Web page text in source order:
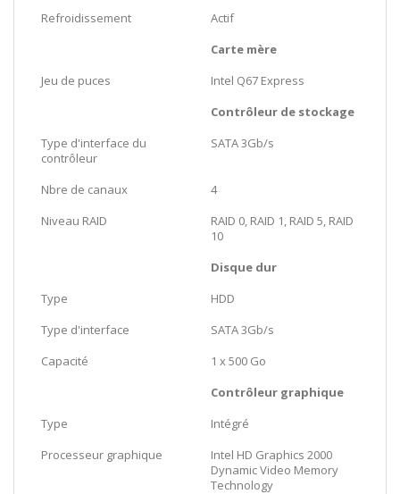
Refroidissement
Actif
Carte mère
Jeu de puces
Intel Q67 Express
Contrôleur de stockage
Type d'interface du
contrôleur
SATA 3Gb/s
Nbre de canaux
4
Niveau RAID
RAID 0, RAID 1, RAID 5, RAID
10
Disque dur
Type
HDD
Type d'interface
SATA 3Gb/s
Capacité
1 x 500 Go
Contrôleur graphique
Type
Intégré
Processeur graphique
Intel HD Graphics 2000
Dynamic Video Memory
Technology